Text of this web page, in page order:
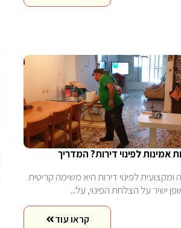
אמינות לפינוי דירות? המדריך
לפינוי דירות היא משימה קריטית
ישיר על הצלחת הפינוי, על..
קראו עוד